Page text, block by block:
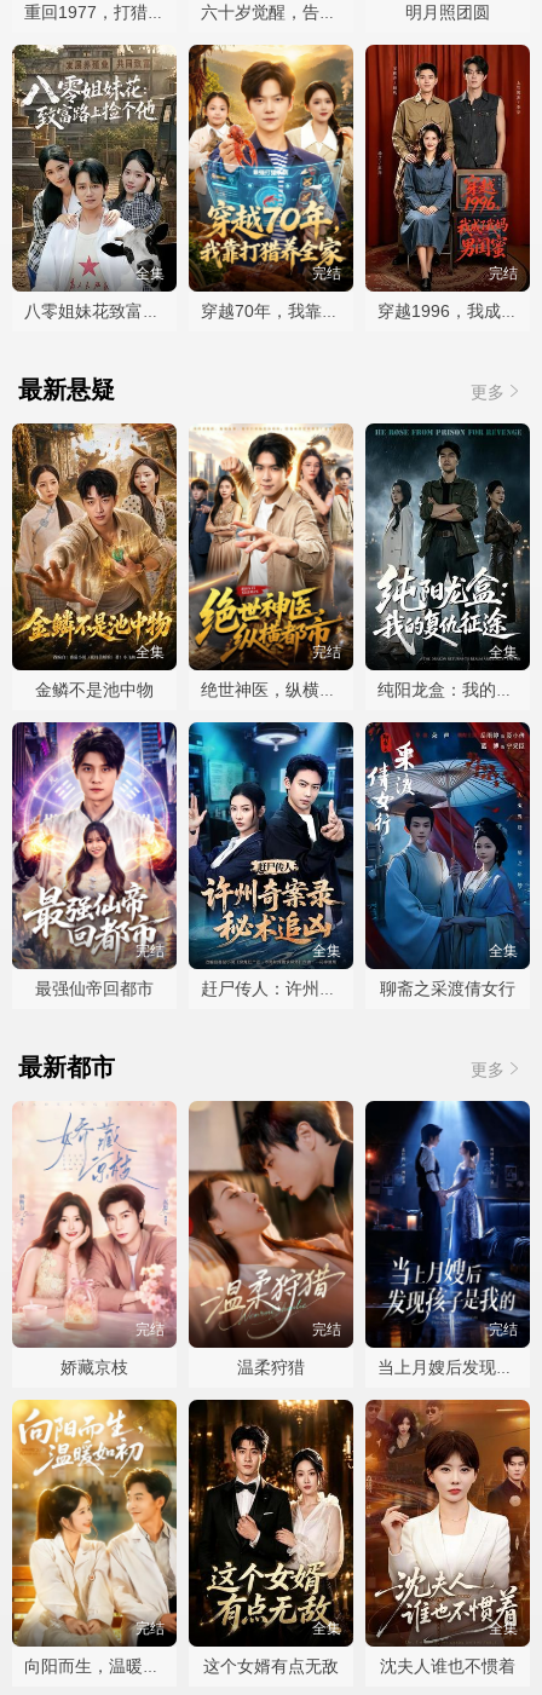
六十岁觉醒，告别三十九载烂婚姻 明月照团圆
全集 完结
穿越70年，我靠打猎养全家
完结
穿越1996，我成了我妈男闺蜜
更多
最新悬疑
全集
金鳞不是池中物
完结
绝世神医，纵横都市
全集
完结
最强仙帝回都市
全集 全集
聊斋之采渡倩女行
更多
最新都市
完结
娇藏京枝
完结
温柔狩猎
完结
当上月嫂后发现孩子是我的
完结 全集
这个女婿有点无敌
全集
沈夫人谁也不惯着